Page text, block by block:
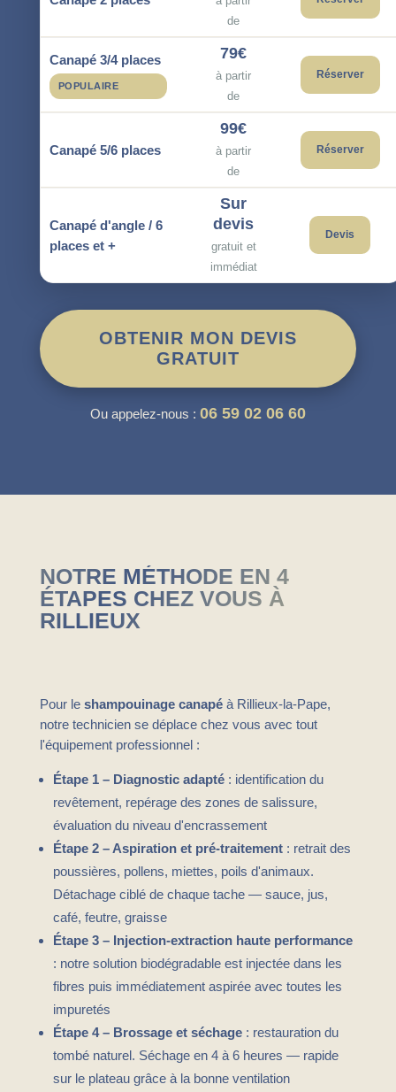
de
Canapé 3/4 places
POPULAIRE
79€
à partir
de
Réserver
Canapé 5/6 places
99€
à partir
de
Réserver
Canapé d'angle / 6
places et +
Sur
devis
gratuit et
immédiat
Devis
OBTENIR MON DEVIS
GRATUIT
Ou appelez-nous : 06 59 02 06 60
NOTRE MÉTHODE EN 4
ÉTAPES CHEZ VOUS À
RILLIEUX
Pour le shampouinage canapéà Rillieux-la-Pape,
notre technicien se déplace chez vous avec tout
l'équipement professionnel :
Étape 1 – Diagnostic adapté: identification du
revêtement, repérage des zones de salissure,
évaluation du niveau d'encrassement
Étape 2 – Aspiration et pré-traitement: retrait des
poussières, pollens, miettes, poils d'animaux.
Détachage ciblé de chaque tache — sauce, jus,
café, feutre, graisse
Étape 3 – Injection-extraction haute performance
: notre solution biodégradable est injectée dans les
fibres puis immédiatement aspirée avec toutes les
impuretés
Étape 4 – Brossage et séchage: restauration du
tombé naturel. Séchage en 4 à 6 heures — rapide
sur le plateau grâce à la bonne ventilation